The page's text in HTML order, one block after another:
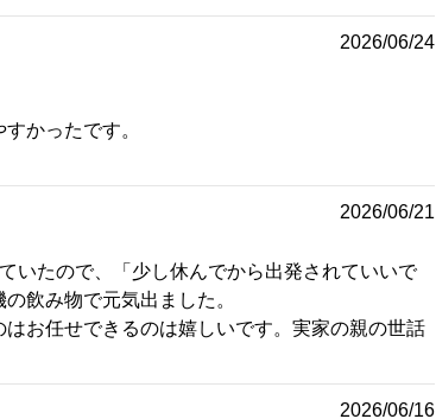
2026/06/24
かったです。
2026/06/21
いたので、「少し休んでから出発されていいで
飲み物で元気出ました。
お任せできるのは嬉しいです。実家の親の世話
2026/06/16